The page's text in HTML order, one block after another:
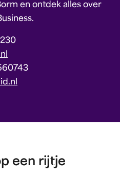
en ontdek alles over
een rijtje